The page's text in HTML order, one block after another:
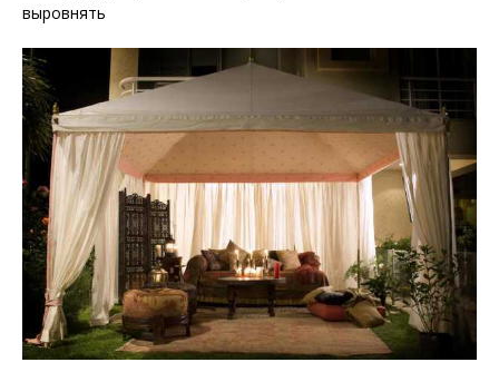
выровнять